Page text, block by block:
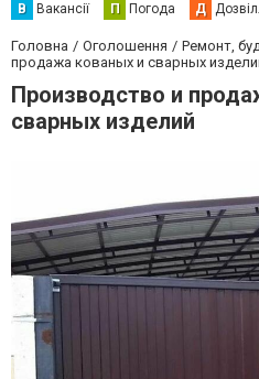
В Вакансії П Погода Д
Головна Оголошення Ремонт,
продажа кованых и сварных
Производство и
сварных изделий